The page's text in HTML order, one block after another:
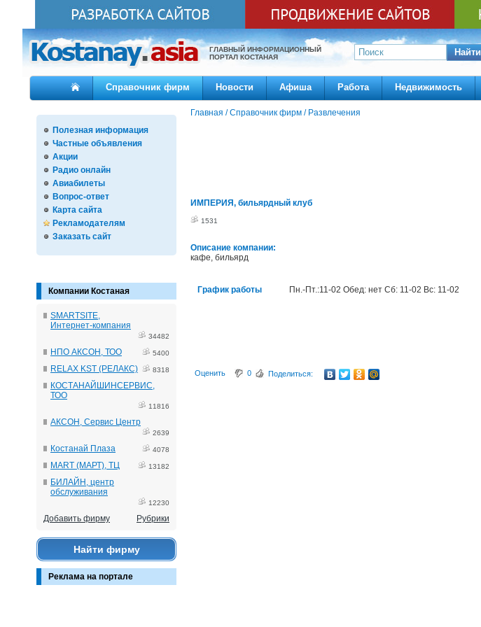
ГЛАВНЫЙ ИНФОРМАЦИОННЫЙ
ПОРТАЛ КОСТАНАЯ
Найти
Справочник фирм Новости Афиша Работа Недвижимость
Полезная информация
Частные объявления
Акции
Радио онлайн
Авиабилеты
Вопрос-ответ
Карта сайта
Рекламодателям
Заказать сайт
Компании Костаная
SMARTSITE,
Интернет-компания
34482
НПО АКСОН, ТОО 5400
RELAX KST (РЕЛАКС) 8318
КОСТАНАЙШИНСЕРВИС,
ТОО
11816
АКСОН, Сервис Центр
2639
Костанай Плаза 4078
MART (МАРТ), ТЦ 13182
БИЛАЙН, центр
обслуживания
12230
Добавить фирму Рубрики
Найти фирму
Реклама на портале
Главная /Справочник фирм / Развлечения
ИМПЕРИЯ, бильярдный клуб
1531
Описание компании:
кафе, бильярд
График работы Пн.-Пт.:11-02 Обед: нет Сб: 11-02 Вс: 11-02
Оценить 0 Поделиться: